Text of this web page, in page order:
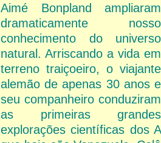
Aimé Bonpland ampliaram
dramaticamente nosso
conhecimento do universo
natural. Arriscando a vida em
terreno traiçoeiro, o viajante
alemão de apenas 30 anos e
seu companheiro conduziram
as primeiras grandes
explorações científicas dos